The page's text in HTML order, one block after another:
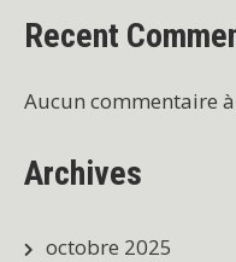
Recent
Aucun commentaire
Archives
octobre 2025